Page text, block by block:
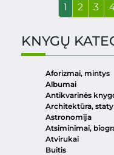
1 2 3
KNYGŲ
Aforizmai, mintys
Albumai
Antikvarinės
Architektūra,
Astronomija
Atsiminimai,
Atvirukai
Buitis